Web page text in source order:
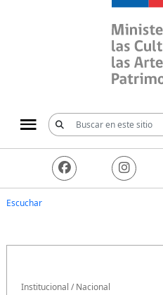
Ministerio
Escuchar
Institucional /Nacional